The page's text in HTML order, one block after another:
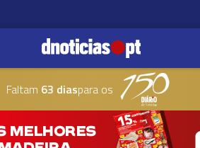
Faltam 63 diaspara os